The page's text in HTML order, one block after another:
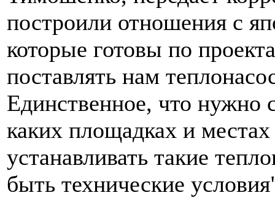
построили отношения с
которые готовы по
поставлять нам
Единственное, что нужно
каких площадках и
устанавливать такие
быть технические